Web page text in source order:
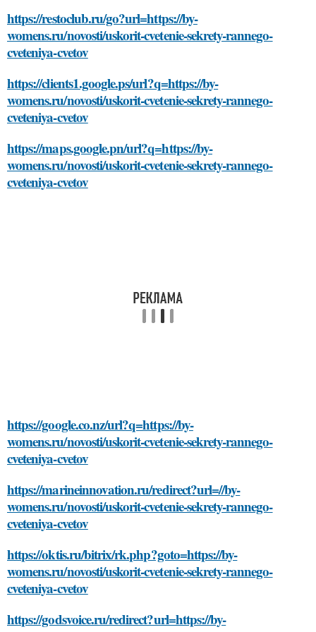
https://restoclub.ru/go?url=https://by-
womens.ru/novosti/uskorit-cvetenie-sekrety-rannego-
cveteniya-cvetov
https://clients1.google.ps/url?q=https://by-
womens.ru/novosti/uskorit-cvetenie-sekrety-rannego-
cveteniya-cvetov
https://maps.google.pn/url?q=https://by-
womens.ru/novosti/uskorit-cvetenie-sekrety-rannego-
cveteniya-cvetov
https://google.co.nz/url?q=https://by-
womens.ru/novosti/uskorit-cvetenie-sekrety-rannego-
cveteniya-cvetov
https://marineinnovation.ru/redirect?url=//by-
womens.ru/novosti/uskorit-cvetenie-sekrety-rannego-
cveteniya-cvetov
https://oktis.ru/bitrix/rk.php?goto=https://by-
womens.ru/novosti/uskorit-cvetenie-sekrety-rannego-
cveteniya-cvetov
https://godsvoice.ru/redirect?url=https://by-